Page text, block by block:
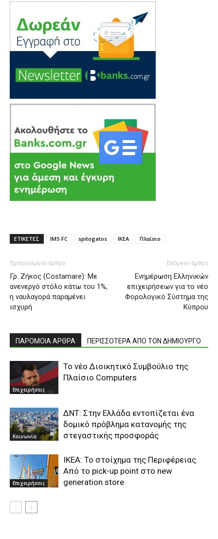
ΕΤΙΚΕΤΕΣ IMS FC spitogatos ΙΚΕΑ Πλαίσιο
Προηγούμενο άρθρο
Γρ. Ζήκος (Costamare): Με
ανενεργό στόλο κάτω του 1%,
η ναυλαγορά παραμένει
ισχυρή
Επόμενο άρθρο
Ενημέρωση Ελληνικών
επιχειρήσεων για το νέο
Φορολογικό Σύστημα της
Κύπρου
ΠΑΡΟΜΟΙΑ ΑΡΘΡΑ ΠΕΡΙΣΣΟΤΕΡΑ ΑΠΟ ΤΟΝ ΔΗΜΙΟΥΡΓΟ
Επιχειρήσεις
Το νέο Διοικητικό Συμβούλιο της
Πλαίσιο Computers
Κοινωνία
ΔΝΤ: Στην Ελλάδα εντοπίζεται ένα
δομικό πρόβλημα κατανομής της
στεγαστικής προσφοράς
Επιχειρήσεις
ΙΚΕΑ: Το στοίχημα της Περιφέρειας.
Από το pick-up point στο new
generation store